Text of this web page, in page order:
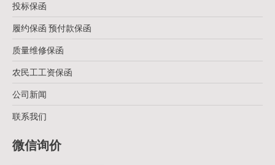
投标保函
履约保函 预付款保函
质量维修保函
农民工工资保函
公司新闻
联系我们
微信询价